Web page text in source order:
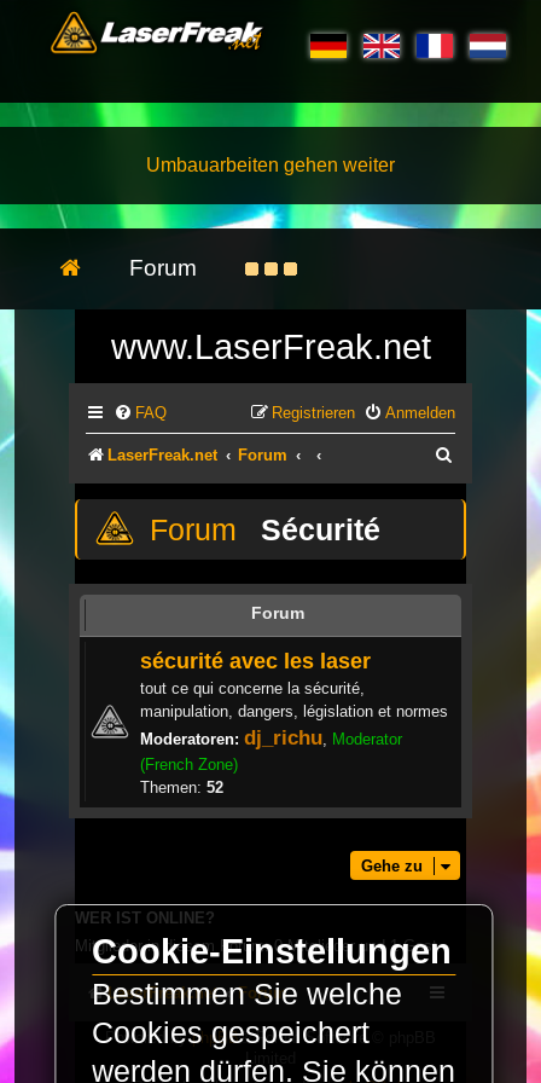
Umbauarbeiten gehen weiter
Forum
www.LaserFreak.net
FAQ Anmelden
Registrieren
LaserFreak.net Forum
Sécurité
Forum
sécurité avec les laser
tout ce qui concerne la sécurité,
manipulation, dangers, législation et normes
Moderatoren: dj_richu Moderator
(French Zone)
Themen: 52
Gehe zu
WER IST ONLINE?
Mitglieder in diesem Forum: 0 Mitglieder und 1 Gast
LaserFreak.net Forum
Powered byphpBB® Forum Software © phpBB
Limited
Cookie-Einstellungen
Bestimmen Sie welche
Cookies gespeichert
werden dürfen. Sie können